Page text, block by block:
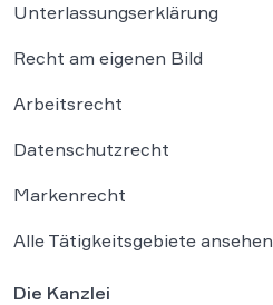
Unterlassungserklärung
Recht am eigenen Bild
Arbeitsrecht
Datenschutzrecht
Markenrecht
Alle Tätigkeitsgebiete ansehen
Die Kanzlei